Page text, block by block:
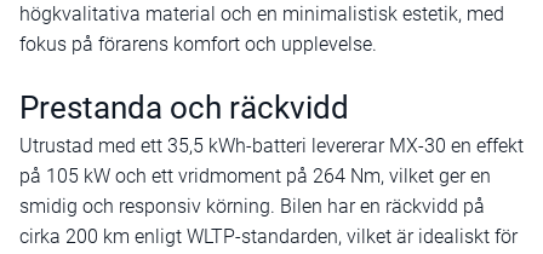
högkvalitativa material och en minimalistisk estetik, med
fokus på förarens komfort och upplevelse.
Prestanda och räckvidd
Utrustad med ett 35,5 kWh-batteri levererar MX-30 en effekt
på 105 kW och ett vridmoment på 264 Nm, vilket ger en
smidig och responsiv körning. Bilen har en räckvidd på
cirka 200 km enligt WLTP-standarden, vilket är idealiskt för